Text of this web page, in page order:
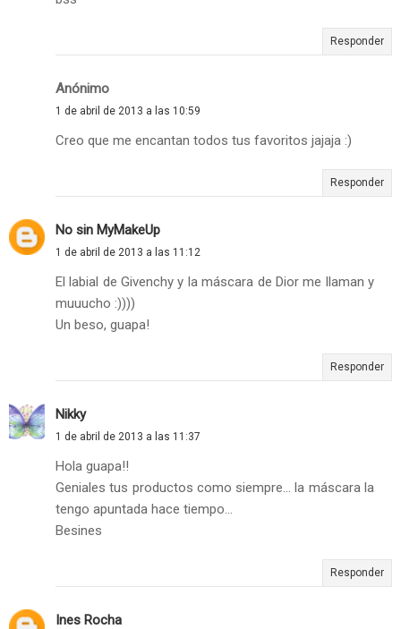
Responder
Anónimo
1 de abril de 2013 a las 10:59
Creo que me encantan todos tus favoritos jajaja :)
Responder
No sin MyMakeUp
1 de abril de 2013 a las 11:12
El labial de Givenchy y la máscara de Dior me llaman y
muuucho :))))
Un beso, guapa!
Responder
Nikky
1 de abril de 2013 a las 11:37
Hola guapa!!
Geniales tus productos como siempre... la máscara la
tengo apuntada hace tiempo...
Besines
Responder
Ines Rocha